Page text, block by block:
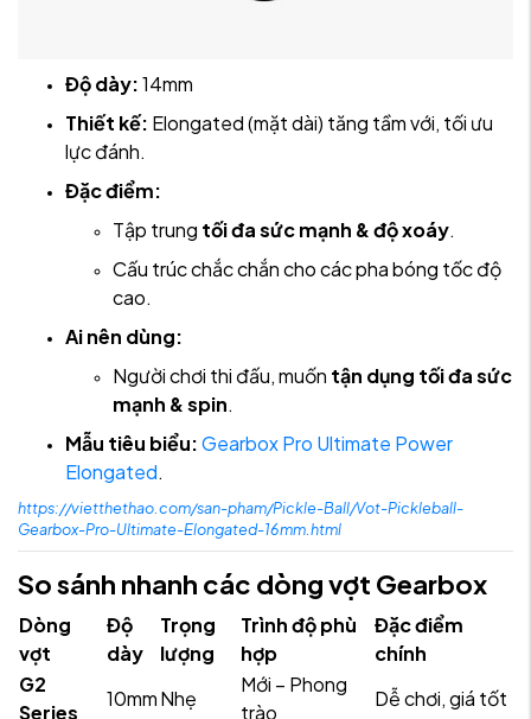
Độ dày:14mm
Thiết kế: Elongated (mặt dài) tăng tầm với, tối ưu
lực đánh.
Đặc điểm:
Tập trung tối đa sức mạnh & độ xoáy.
Cấu trúc chắc chắn cho các pha bóng tốc độ
cao.
Ai nên dùng:
Người chơi thi đấu, muốn tận dụng tối đa sức
mạnh & spin.
Mẫu tiêu biểu:Gearbox Pro Ultimate Power
Elongated.
https://vietthethao.com/san-pham/Pickle-Ball/Vot-Pickleball-
Gearbox-Pro-Ultimate-Elongated-16mm.html
So sánh nhanh các dòng vợt Gearbox
Dòng
vợt
Độ
dày
Trọng
lượng
Trình độ phù
hợp
Đặc điểm
chính
G2
Series
10mmNhẹ
Mới – Phong
trào
Dễ chơi, giá tốt